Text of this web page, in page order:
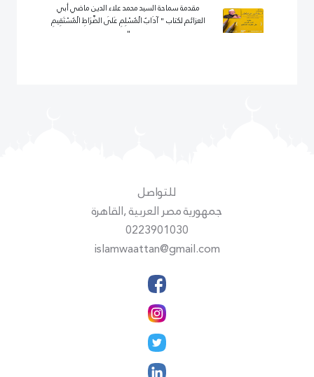
مقدمة سماحة السيد محمد علاء الدين ماضي أبي
العزائم لكتاب " آدَابُ الْمُسْلِمِ عَلَى الصِّرَاطِ الْمُسْتَقِيمِ
"
للتواصل
جمهورية مصر العربية ,القاهرة
0223901030
islamwaattan@gmail.com